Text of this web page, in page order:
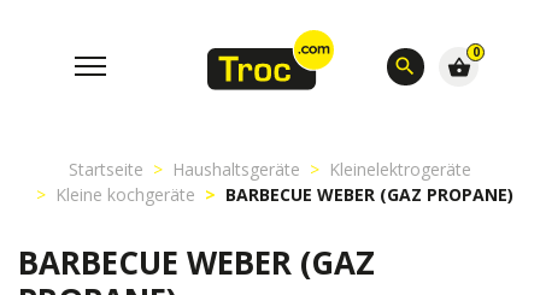
search
0
shopping_basket
Startseite Haushaltsgeräte
Kleinelektrogeräte
Kleine kochgeräte
BARBECUE WEBER (GAZ PROPANE)
BARBECUE WEBER (GAZ